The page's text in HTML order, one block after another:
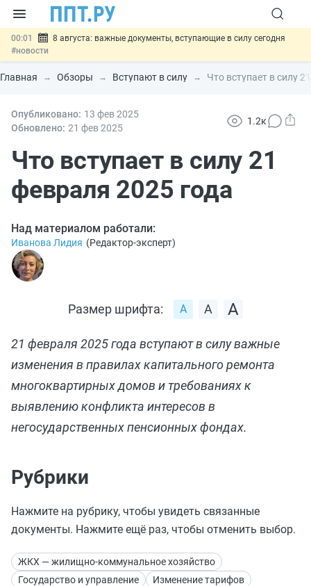
00:01
8 августа: важные документы, вступающие в силу сегодня
#новости
07.08 Подписан закон о блокировке продажи опасных товаров через
«Честный знак»#новости
07.08 Госпошлину за устранение ошибок в документах предлагают
отменить#новости
отношений
Главная Обзоры Вступают в силу Что вступает в силу
Опубликовано: 13 фев2025
Обновлено: 21 фев2025
1.2к
Что вступает в силу 21
февраля 2025 года
Над материалом работали:
Иванова Лидия (Редактор-эксперт)
Размер шрифта:
21 февраля 2025 года вступают в силу важные
изменения в правилах капитального ремонта
многоквартирных домов и требованиях к
выявлению конфликта интересов в
негосударственных пенсионных фондах.
Рубрики
Нажмите на рубрику, чтобы увидеть связанные
документы. Нажмите ещё раз, чтобы отменить выбор.
ЖКХ — жилищно-коммунальное хозяйство
Государство и управление
Изменение тарифов